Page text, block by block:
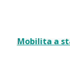
Mobilita a